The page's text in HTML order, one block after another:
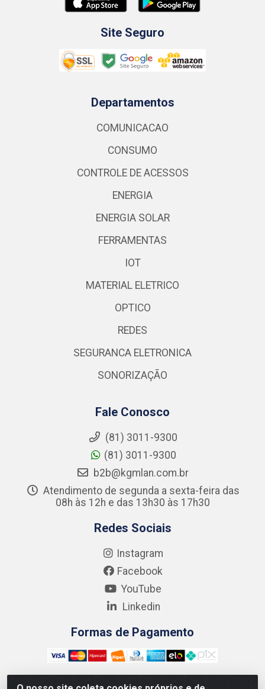
Site Seguro
Departamentos
COMUNICACAO
CONSUMO
CONTROLE DE ACESSOS
ENERGIA
ENERGIA SOLAR
FERRAMENTAS
IOT
MATERIAL ELETRICO
OPTICO
REDES
SEGURANCA ELETRONICA
SONORIZAÇÃO
Fale Conosco
(81) 3011-9300
(81) 3011-9300
b2b@kgmlan.com.br
Atendimento de segunda a sexta-feira das
08h às 12h e das 13h30 às 17h30
Redes Sociais
Instagram
Facebook
YouTube
Linkedin
Formas de Pagamento